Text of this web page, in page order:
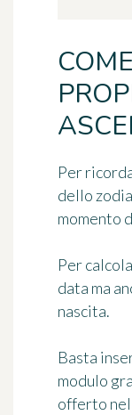
Per
dello
momento
Per
data ma
nascita.
Basta
modulo
offerto